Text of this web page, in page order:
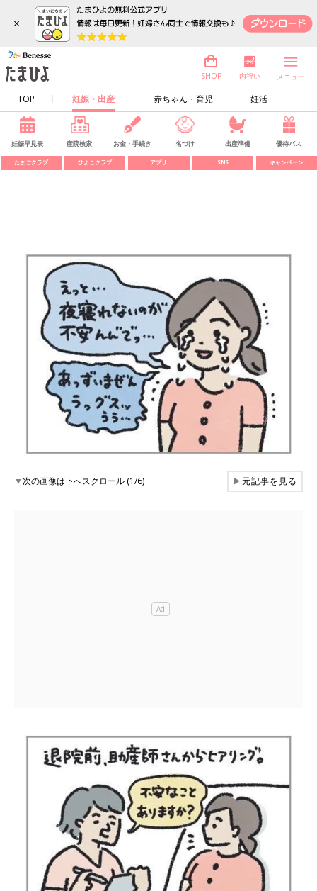
×
TOP 妊娠・出産 赤ちゃん・育児 妊活
SHOP 内祝い メニュー
妊娠早見表 産院検索 お金・手続き 名づけ 出産準備 優待パス
たまごクラブ ひよこクラブ アプリ SNS キャンペーン
▼次の画像は下へスクロール (1/6) ▶元記事を見る